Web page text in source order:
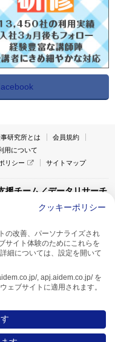
事研究所とは
会員規約
用について
リシー サイトマップ
援チーム／データリサーチ
reserved.
クッキーポリシー
の改善、パーソナライズされ
サイト体験のためにこれらを
細については、設定を開いて
, apj.aidem.co.jp/ を
ェブサイトに適用されます。